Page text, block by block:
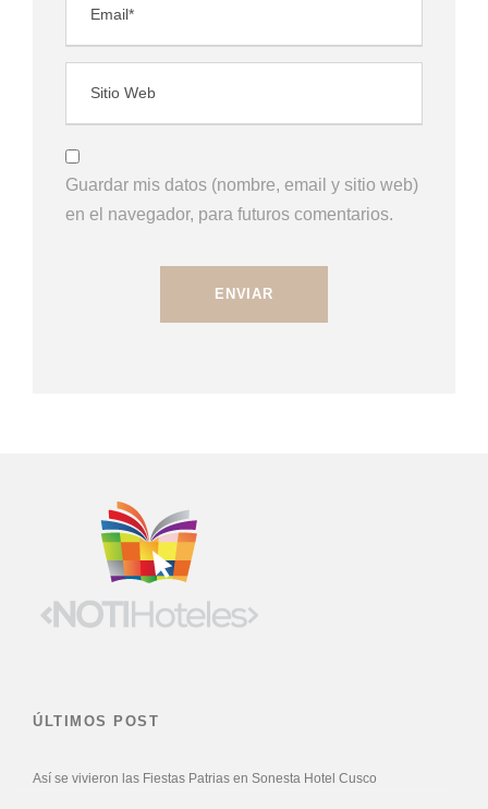
Guardar mis datos (nombre, email y sitio web)
en el navegador, para futuros comentarios.
ÚLTIMOS POST
Así se vivieron las Fiestas Patrias en Sonesta Hotel Cusco